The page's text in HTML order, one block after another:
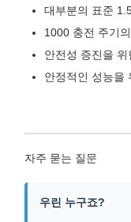
대부분의 표준
1000 충전 주기
안전성 증진을
안정적인 성능을
자주 묻는 질문
우린 누구죠?